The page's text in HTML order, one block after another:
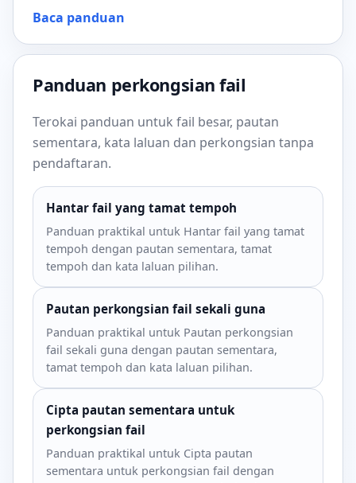
Baca panduan
Panduan perkongsian fail
Terokai panduan untuk fail besar, pautan
sementara, kata laluan dan perkongsian tanpa
pendaftaran.
Hantar fail yang tamat tempoh
Panduan praktikal untuk Hantar fail yang tamat
tempoh dengan pautan sementara, tamat
tempoh dan kata laluan pilihan.
Pautan perkongsian fail sekali guna
Panduan praktikal untuk Pautan perkongsian
fail sekali guna dengan pautan sementara,
tamat tempoh dan kata laluan pilihan.
Cipta pautan sementara untuk
perkongsian fail
Panduan praktikal untuk Cipta pautan
sementara untuk perkongsian fail dengan